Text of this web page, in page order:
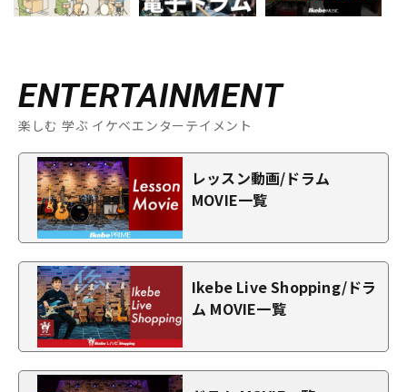
ENTERTAINMENT
楽しむ 学ぶ イケベエンターテイメント
レッスン動画/ドラム
MOVIE一覧
Ikebe Live Shopping/ドラ
ム MOVIE一覧